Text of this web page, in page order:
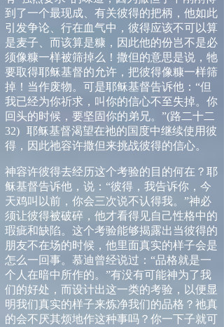
到了一个最现成、有关彼得的把柄，他如此
引发争论、行在血气中，彼得应该不可以算
是麦子、而该算是糠，因此他的份岂不是必
须像糠一样被筛掉么！撒但的意思是说，牠
要取得耶稣基督的允许，把彼得像糠一样筛
掉！当作废物。可是耶稣基督告诉他： “但
我已经为你祈求，叫你的信心不至失掉。你
回头的时候，要坚固你的弟兄。 ”(路二十二
32) 耶稣基督渴望在祂的国度中继续使用彼
得，因此祂容许撒但来挑战彼得的信心。
神容许彼得去经历这个考验的目的何在？耶
稣基督告诉他，说： “彼得，我告诉你，今
天鸡叫以前，你会三次说不认得我。 ”神必
须让彼得被破碎，他才看得见自己性格中的
瑕疵和缺陷。这个考验能够揭露出当彼得的
朋友不在场的时候，他里面真实的样子会是
怎么一回事。 慕迪曾经说过： “品格就是一
个人在暗中所作的。 ”有没有可能神为了我
们的好处，而设计出这一类的考验，以便显
明我们真实的样子来炼净我们的品格 ？祂真
的会不厌其烦地作这种事吗？你一下子就可